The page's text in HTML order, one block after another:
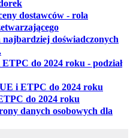
otwiera się w nowej karcie
dostawców - rola
otwiera się w
doświadczonych
do 2024 roku - podział
w nowej karcie
i ETPC do 2024 roku
do 2024 roku
danych osobowych dla
karcie